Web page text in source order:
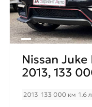
Nissan Juke
2013, 133
2013 133 000 км 1.6